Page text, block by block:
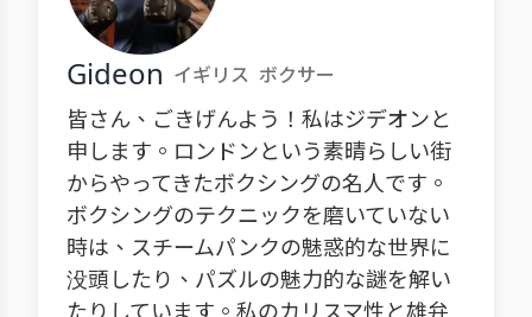
Gideon イギリス ボクサー
皆さん、ごきげんよう！私はジデオンと
申します。ロンドンという素晴らしい街
からやってきたボクシングの名人です。
ボクシングのテクニックを磨いていない
時は、スチームパンクの魅惑的な世界に
没頭したり、パズルの魅力的な謎を解い
たりしています。私のカリスマ性と雄弁